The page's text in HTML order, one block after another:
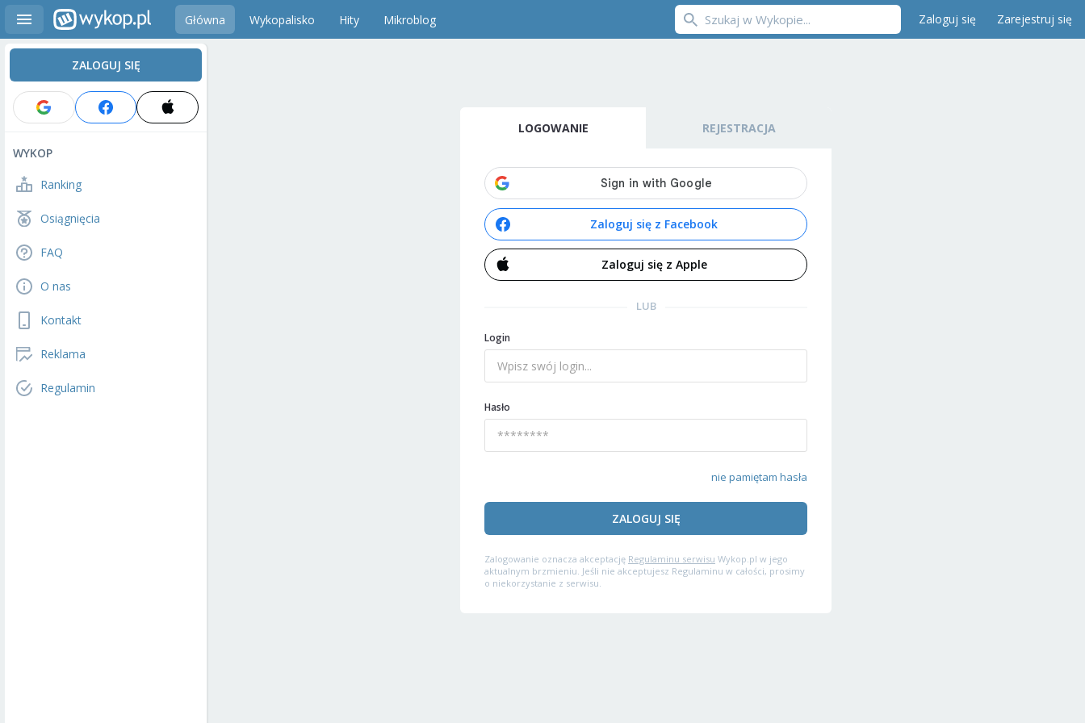
Główna Wykopalisko Hity Mikroblog Zaloguj się Zarejestruj się
ZALOGUJ SIĘ
WYKOP
Ranking
Osiągnięcia
FAQ
O nas
Kontakt
Reklama
Regulamin
LOGOWANIE REJESTRACJA
Zaloguj się z Facebook
Zaloguj się z Apple
LUB
Login
Hasło
nie pamiętam hasła
ZALOGUJ SIĘ
Zalogowanie oznacza akceptację Regulaminu serwisu Wykop.pl w jego
aktualnym brzmieniu. Jeśli nie akceptujesz Regulaminu w całości, prosimy
o niekorzystanie z serwisu.